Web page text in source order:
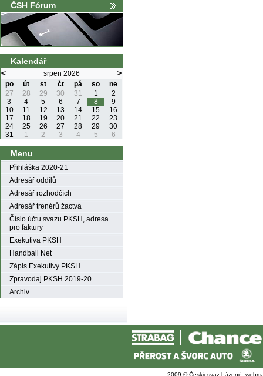
ČSH Fórum
Kalendář
< srpen 2026 >
po út st čt pá so
ne
27
28 29 30 31 1
2
3
4 5 6 7 8
9
10
11 12 13 14 15
16
17
18 19 20 21 22
23
24
25 26 27 28 29
30
31
1 2 3 4 5 6
Menu
Přihláška 2020-21
Adresář oddílů
Adresář rozhodčích
Adresář trenérů žactva
Číslo účtu svazu PKSH, adresa
pro faktury
Exekutiva PKSH
Handball Net
Zápis Exekutivy PKSH
Zpravodaj PKSH 2019-20
Archiv
2009 © Český svaz házené,